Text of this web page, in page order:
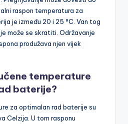
raspon temperatura za
je između 20 i 25 °C. Van tog
može se skratiti. Održavanje
produžava njen vijek
temperature
baterije?
za optimalan rad baterije su
Celzija. U tom rasponu